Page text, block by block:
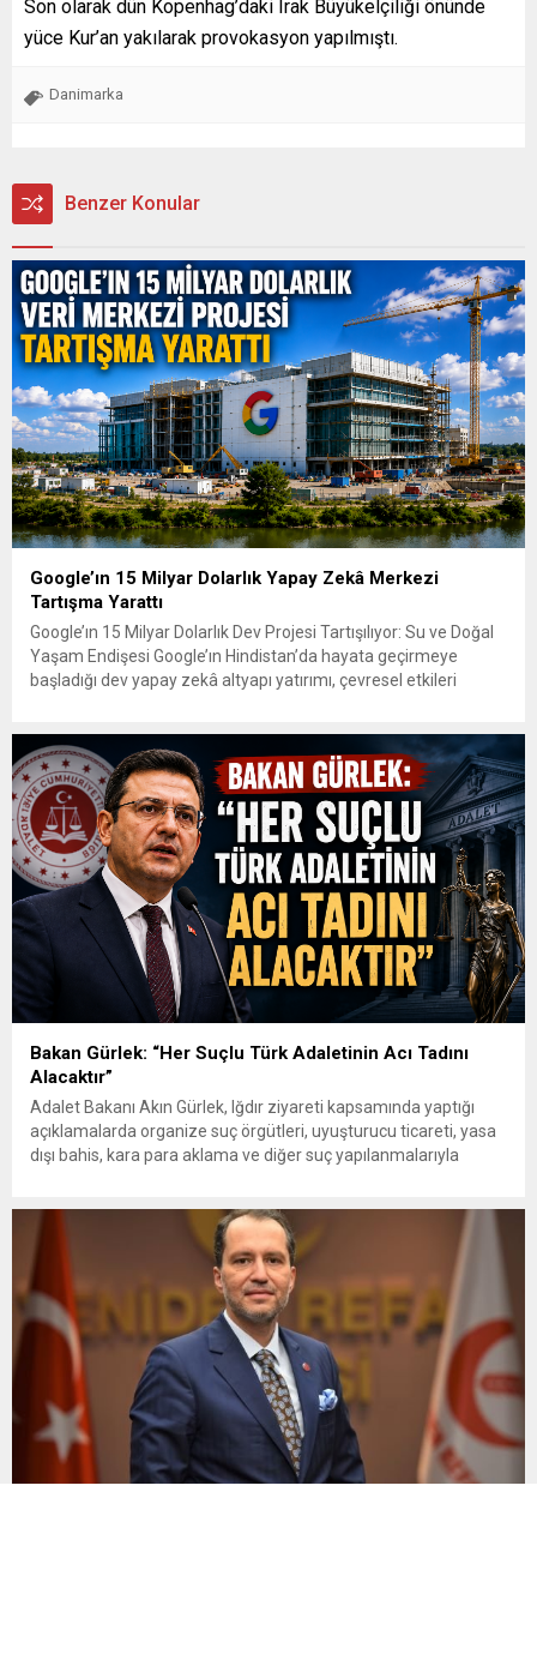
Son olarak dün Kopenhag’daki Irak Büyükelçiliği önünde
yüce Kur’an yakılarak provokasyon yapılmıştı.
Danimarka
Benzer Konular
Google’ın 15 Milyar Dolarlık Yapay Zekâ Merkezi
Tartışma Yarattı
Google’ın 15 Milyar Dolarlık Dev Projesi Tartışılıyor: Su ve Doğal
Yaşam Endişesi Google’ın Hindistan’da hayata geçirmeye
başladığı dev yapay zekâ altyapı yatırımı, çevresel etkileri
15 milyar dolarlık yatırım, Google’ın Hindistan’daki bugüne
kadarki en büyük yatırımı niteliğinde. Google, projeyi...
Bakan Gürlek: “Her Suçlu Türk Adaletinin Acı Tadını
Alacaktır”
Adalet Bakanı Akın Gürlek, Iğdır ziyareti kapsamında yaptığı
açıklamalarda organize suç örgütleri, uyuşturucu ticareti, yasa
dışı bahis, kara para aklama ve diğer suç yapılanmalarıyla
kullanıldığını belirterek, “Biz artık suç örgütleri ve illegal
yapılanmaların bir adım...